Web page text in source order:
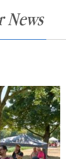
News